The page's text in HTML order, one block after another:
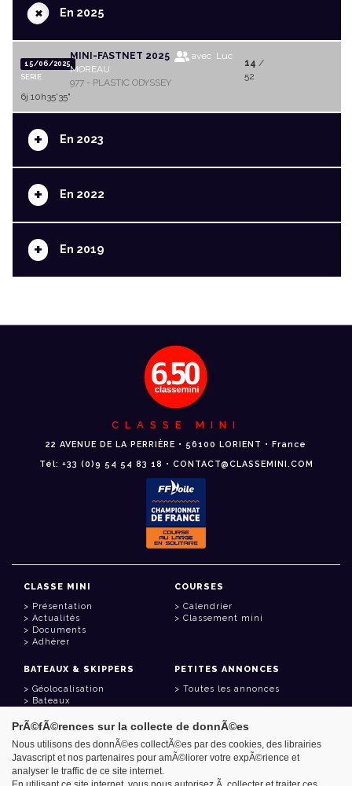
+En 2025
15/06/2025
SERIE
MINI-FASTNET 2025
avec Luc
MOREAU
977 - PLASTIC ODYSSEY
14 /
52
6j 10h35'35"
+ En 2023
+ En 2022
+ En 2019
CLASSE MINI
22 AVENUE DE LA PERRIÈRE • 56100 LORIENT • France
Tél: +33 (0)9 54 54 83 18 • CONTACT@CLASSEMINI.COM
CLASSE MINI
Présentation
Actualités
Documents
Adhérer
COURSES
Calendrier
Classement mini
BATEAUX & SKIPPERS
Géolocalisation
Bateaux
PETITES ANNONCES
Toutes les annonces
LIENS UTILES
Espace adhérent
Contact
Carnet d'adresses
PrÃ©fÃ©rences sur la collecte de donnÃ©es
Nous utilisons des donnÃ©es collectÃ©es par des cookies, des librairies
Javascript et nos partenaires pour amÃ©liorer votre expÃ©rience et
analyser le traffic de ce site internet.